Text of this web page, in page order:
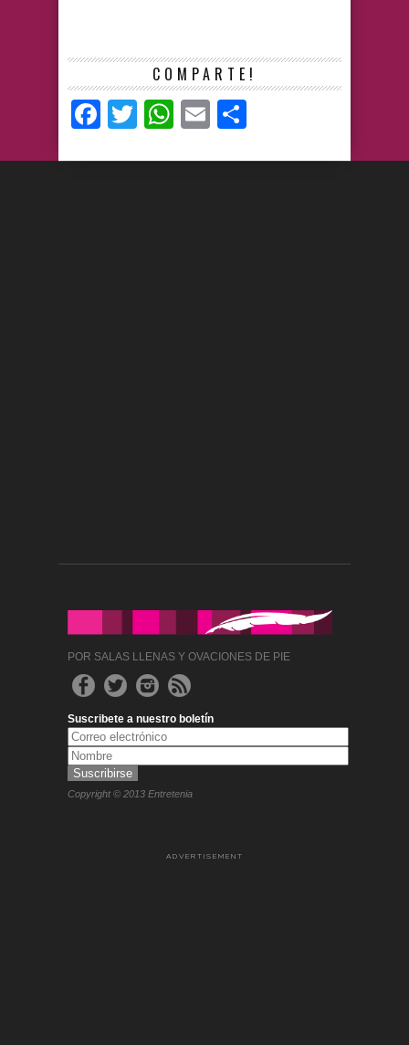
COMPARTE!
Facebook
TwitterWhatsApp
Email
POR SALAS LLENAS Y OVACIONES DE PIE
Suscribete a nuestro boletín
Copyright © 2013 Entretenia
ADVERTISEMENT